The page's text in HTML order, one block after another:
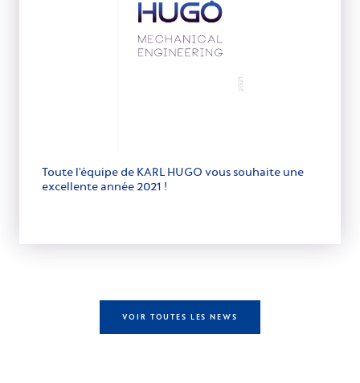
Toute l'équipe de KARL HUGO vous souhaite une
excellente année 2021 !
VOIR TOUTES LES NEWS